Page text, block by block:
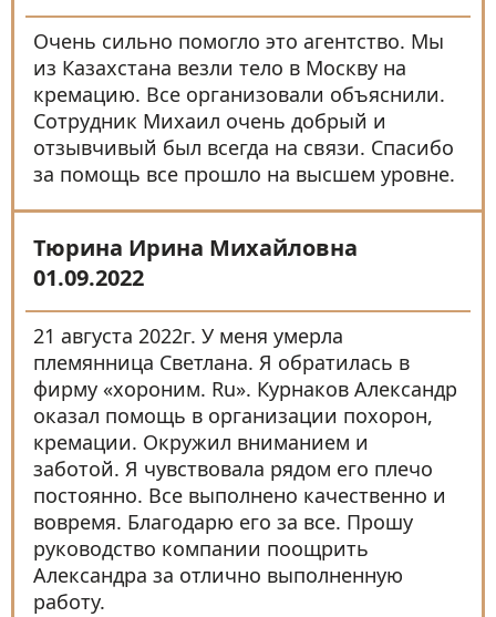
Очень сильно помогло это агентство. Мы
из Казахстана везли тело в Москву на
кремацию. Все организовали объяснили.
Сотрудник Михаил очень добрый и
отзывчивый был всегда на связи. Спасибо
за помощь все прошло на высшем уровне.
Тюрина Ирина Михайловна
01.09.2022
21 августа 2022г. У меня умерла
племянница Светлана. Я обратилась в
фирму «хороним. Ru». Курнаков Александр
оказал помощь в организации похорон,
кремации. Окружил вниманием и
заботой. Я чувствовала рядом его плечо
постоянно. Все выполнено качественно и
вовремя. Благодарю его за все. Прошу
руководство компании поощрить
Александра за отлично выполненную
работу.